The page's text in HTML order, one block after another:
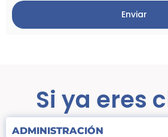
Enviar
Si ya eres
ADMINISTRACIÓN